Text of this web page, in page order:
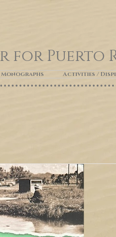
for Puerto
Monographs Activities /